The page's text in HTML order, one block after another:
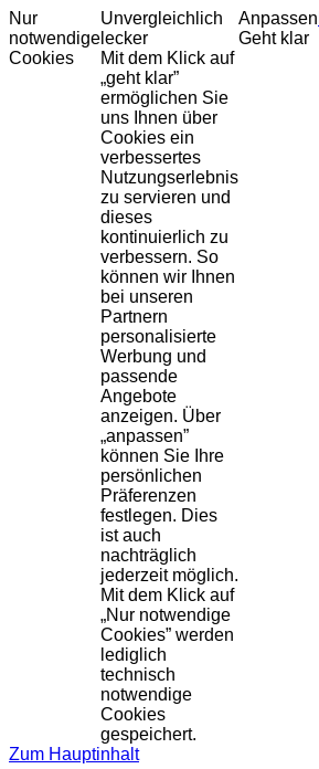
Nur
notwendige
Cookies
Unvergleichlich
lecker
Mit dem Klick auf
„geht klar”
ermöglichen Sie
uns Ihnen über
Cookies ein
verbessertes
Nutzungserlebnis
zu servieren und
dieses
kontinuierlich zu
verbessern. So
können wir Ihnen
bei unseren
Partnern
personalisierte
Werbung und
passende
Angebote
anzeigen. Über
„anpassen”
können Sie Ihre
persönlichen
Präferenzen
festlegen. Dies
ist auch
nachträglich
jederzeit möglich.
Mit dem Klick auf
„Nur notwendige
Cookies” werden
lediglich
technisch
notwendige
Cookies
gespeichert.
Anpassen
Geht klar
Zum Hauptinhalt